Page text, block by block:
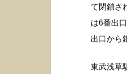
て閉鎖さ
は6番出
出口から
東武浅草